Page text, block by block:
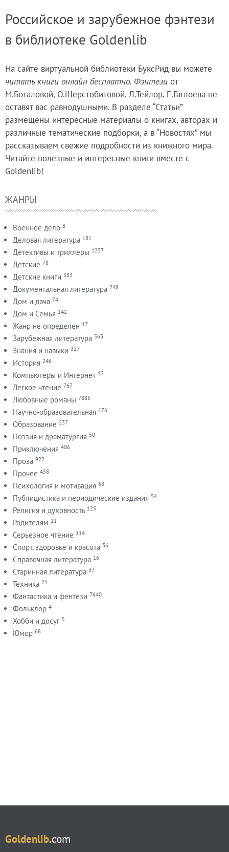
Российское и зарубежное фэнтези
в библиотеке Goldenlib
На сайте виртуальной библиотеки БуксРид вы можете
читать книги онлайн бесплатно. Фэнтези от
М.Боталовой, О.Шерстобитовой, Л.Тейлор, Е.Гаглоева не
оставят вас равнодушными. В разделе “Статьи”
размещены интересные материалы о книгах, авторах и
различные тематические подборки, а в “Новостях” мы
рассказываем свежие подробности из книжного мира.
Читайте полезные и интересные книги вместе с
Goldenlib!
ЖАНРЫ
Военное дело 8
Деловая литература 181
Детективы и триллеры 1257
Детские 78
Детские книги 383
Документальная литература 248
Дом и дача 74
Дом и Семья 142
Жанр не определен 17
Зарубежная литература 563
Знания и навыки 327
История 246
Компьютеры и Интернет 12
Легкое чтение 767
Любовные романы 7885
Научно-образовательная 176
Образование 237
Поэзия и драматургия 50
Приключения 406
Проза 922
Прочее 458
Психология и мотивация 68
Публицистика и периодические издания 54
Религия и духовность 125
Родителям 11
Серьезное чтение 114
Спорт, здоровье и красота 36
Справочная литература 16
Старинная литература 37
Техника 21
Фантастика и фентези 7640
Фольклор 4
Хобби и досуг 5
Юмор 68
Goldenlib.com